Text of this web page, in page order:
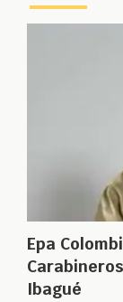
Epa
Ibagué